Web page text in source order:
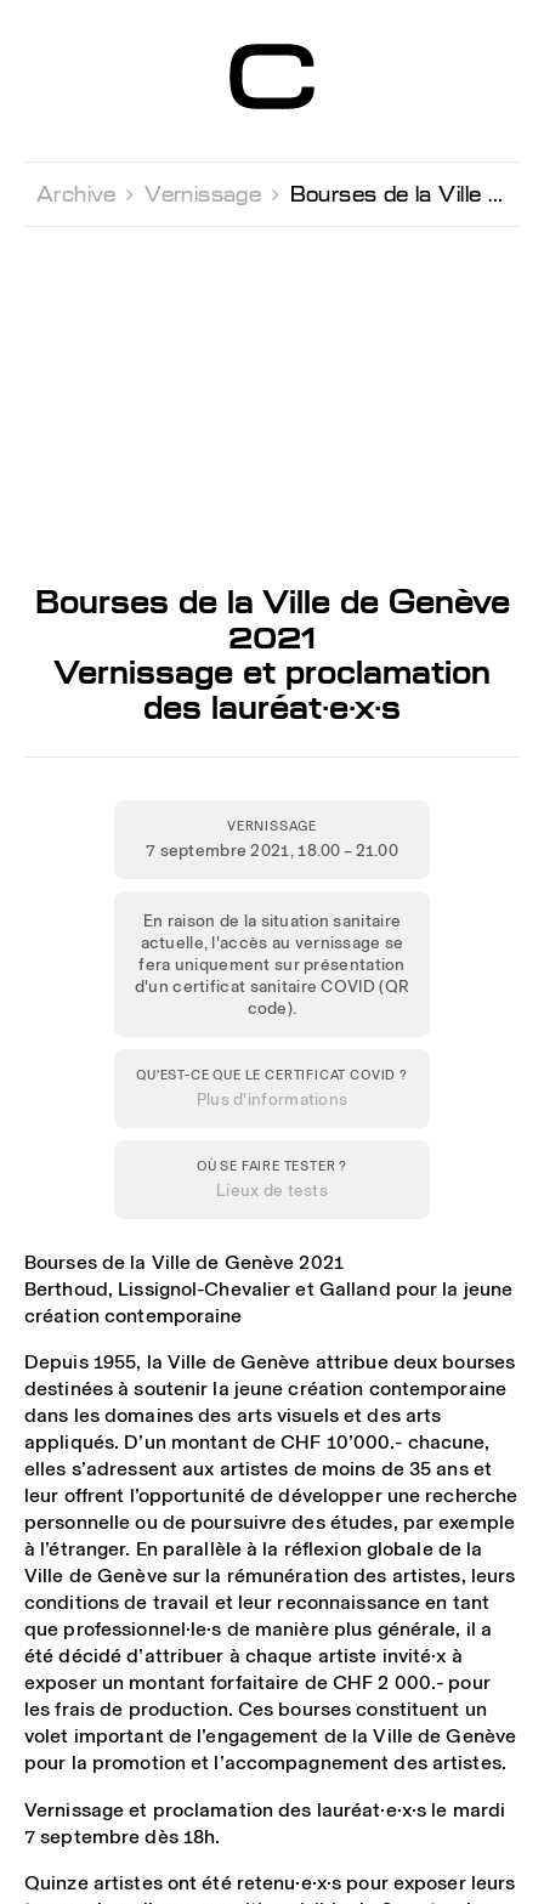
Contemporain
Genève
Archive  Vernissage  Bourses de la Ville de Genève 2021 Vernissage et proclamation des lauréat·e·x·s
Bourses de la Ville de Genève
2021
Vernissage et proclamation
des lauréat·e·x·s
VERNISSAGE
7 septembre 2021, 18.00 – 21.00
En raison de la situation sanitaire
actuelle, l'accès au vernissage se
fera uniquement sur présentation
d'un certificat sanitaire COVID (QR
code).
QU'EST-CE QUE LE CERTIFICAT COVID ?
Plus d'informations
OÙ SE FAIRE TESTER ?
Lieux de tests
Bourses de la Ville de Genève 2021
Berthoud, Lissignol-Chevalier et Galland pour la jeune
création contemporaine
Depuis 1955, la Ville de Genève attribue deux bourses
destinées à soutenir la jeune création contemporaine
dans les domaines des arts visuels et des arts
appliqués. D’un montant de CHF 10’000.- chacune,
elles s’adressent aux artistes de moins de 35 ans et
leur offrent l’opportunité de développer une recherche
personnelle ou de poursuivre des études, par exemple
à l’étranger. En parallèle à la réflexion globale de la
Ville de Genève sur la rémunération des artistes, leurs
conditions de travail et leur reconnaissance en tant
que professionnel·le·s de manière plus générale, il a
été décidé d’attribuer à chaque artiste invité·x à
exposer un montant forfaitaire de CHF 2 000.- pour
les frais de production. Ces bourses constituent un
volet important de l’engagement de la Ville de Genève
pour la promotion et l’accompagnement des artistes.
Vernissage et proclamation des lauréat·e·x·s le mardi
7 septembre dès 18h.
Quinze artistes ont été retenu·e·x·s pour exposer leurs